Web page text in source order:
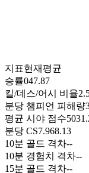
지표현재평균
승률047.87
킬/데스/어시 비율
분당 챔피언 피해량
평균 시야 점수50
분당 CS7.968.13
10분 골드 격차--
10분 경험치 격차--
15분 골드 격차--